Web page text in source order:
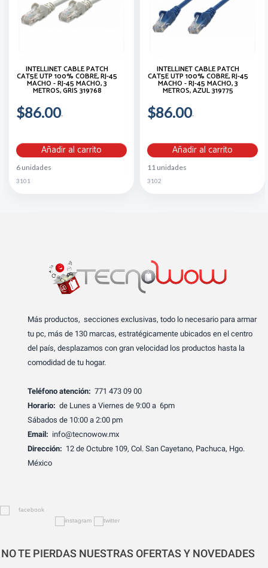
INTELLINET CABLE PATCH
CAT5E UTP 100% COBRE, RJ-45
MACHO - RJ-45 MACHO, 3
METROS, GRIS 319768
$86.00
Añadir al carrito
6 unidades
3101
INTELLINET CABLE PATCH
CAT5E UTP 100% COBRE, RJ-45
MACHO - RJ-45 MACHO, 3
METROS, AZUL 319775
$86.00
Añadir al carrito
11 unidades
3102
Más productos, secciones exclusivas, todo lo necesario para armar
tu pc, más de 130 marcas, estratégicamente ubicados en el centro
del país, desplazamos con gran velocidad los productos hasta la
comodidad de tu hogar.
Teléfono atención: 771 473 09 00
Horario: de Lunes a Viernes de 9:00 a 6pm
Sábados de 10:00 a 2:00 pm
Email: info@tecnowow.mx
Dirección: 12 de Octubre 109, Col. San Cayetano, Pachuca, Hgo.
México
NO TE PIERDAS NUESTRAS OFERTAS Y NOVEDADES